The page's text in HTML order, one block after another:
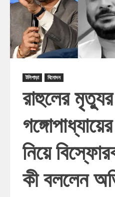
টলিপাড়া বিনোদন
রাহুলের
নিয়ে
কী বললেন